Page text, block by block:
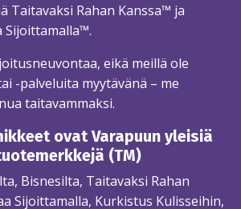
Taitavaksi Rahan Kanssa™ ja
Sijoittamalla™.
eikä meillä ole
-palveluita myytävänä – me
taitavammaksi.
ovat Varapuun yleisiä
(TM)
Bisnesilta, Taitavaksi Rahan
Sijoittamalla, Kurkistus Kulisseihin,